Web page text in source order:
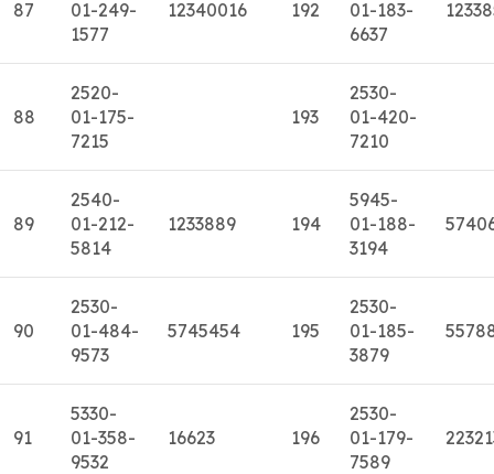
87
01-249-
1577
12340016 192
01-183-
6637
88
2520-
01-175-
7215
193
2530-
01-420-
7210
89
2540-
01-212-
5814
1233889 194
5945-
01-188-
3194
90
2530-
01-484-
9573
5745454 195
2530-
01-185-
3879
91
5330-
01-358-
9532
16623 196
2530-
01-179-
7589